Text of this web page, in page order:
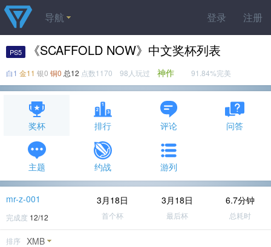
登录 注册
导航
PS5 《SCAFFOLD NOW》中文奖杯列表
白1 金11 银0 铜0 总12 点数1170 98人玩过 神作 91.84%完美
奖杯 排行 评论 问答
主题 约战 游列
mr-z-001
完成度 12/12
3月18日
首个杯
3月18日
最后杯
6.7分钟
总耗时
排序 XMB